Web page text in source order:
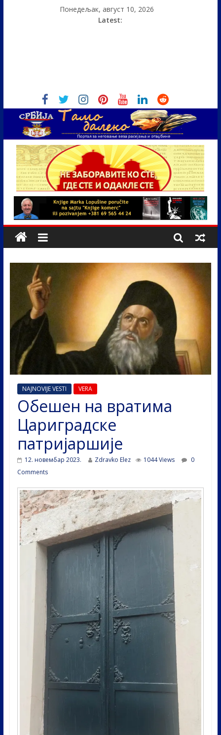
Понедељак, август 10, 2026
Latest:
NAJNOVIJE VESTI VERA
Обешен на вратима
Цариградске
патријаршије
12. новембар 2023. Zdravko Elez 1044 Views
0
Comments